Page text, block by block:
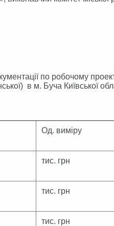
по робочому
в м. Буча Київської
Од. виміру
тис. грн
тис. грн
тис. грн